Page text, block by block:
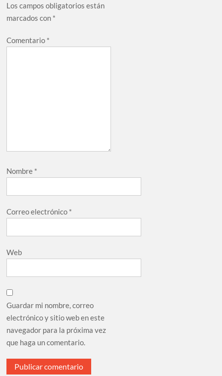
Los campos obligatorios están
marcados con *
Comentario *
Nombre *
Correo electrónico *
Web
Guardar mi nombre, correo
electrónico y sitio web en este
navegador para la próxima vez
que haga un comentario.